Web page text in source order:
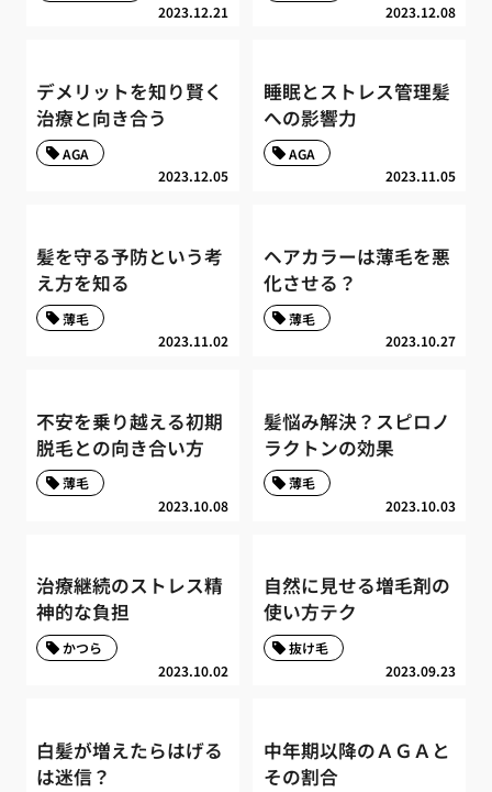
2023.12.21 2023.12.08
デメリットを知り賢く
治療と向き合う
2023.12.05
AGA
睡眠とストレス管理髪
への影響力
2023.11.05
AGA
髪を守る予防という考
え方を知る
2023.11.02
薄毛
ヘアカラーは薄毛を悪
化させる？
2023.10.27
薄毛
不安を乗り越える初期
脱毛との向き合い方
2023.10.08
薄毛
髪悩み解決？スピロノ
ラクトンの効果
2023.10.03
薄毛
治療継続のストレス精
神的な負担
2023.10.02
かつら
自然に見せる増毛剤の
使い方テク
2023.09.23
抜け毛
白髪が増えたらはげる
は迷信？
中年期以降のＡＧＡと
その割合